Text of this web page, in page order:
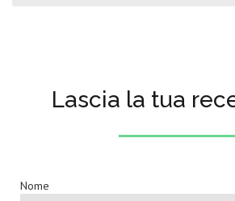
Lascia la tua
Nome